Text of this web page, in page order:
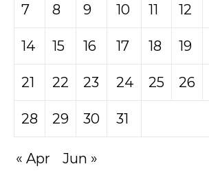
7 8 9 10 11 12
14 15 16 17 18 19
21 22 23 24 25 26
28 29 30 31
« Apr Jun »